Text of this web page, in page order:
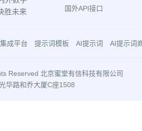
胜未来
国外API接口
成平台 提示词模板 AI提示词 AI提示词
Reserved 北京蜜堂有信科技有限公司
华路和乔大厦C座1508